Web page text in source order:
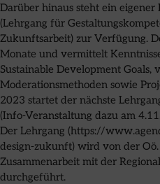
Darüber hinaus steht ein eigener
(Lehrgang für
Zukunftsarbeit) zur Verfügung.
Monate und vermittelt
Sustainable Development
Moderationsmethoden sowie
2023 startet der nächste
(Info-Veranstaltung dazu am
Der Lehrgang (https://
design-zukunft) wird von der
Zusammenarbeit mit der
durchgeführt.